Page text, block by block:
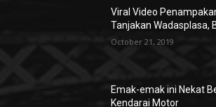
Viral Video
Tanjakan Wadasplasa,
October 21, 2019
Emak-emak ini Nekat
Kendarai Motor